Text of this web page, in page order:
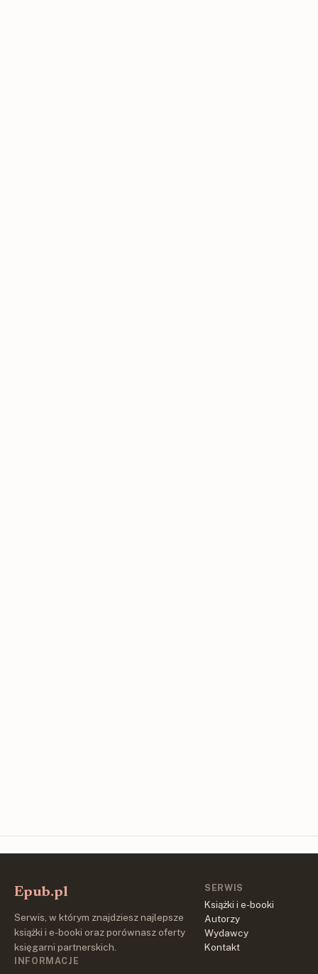
Epub.pl
Serwis, w którym znajdziesz najlepsze
książki i e-booki oraz porównasz oferty
księgarni partnerskich.
SERWIS
Książki i e-booki
Autorzy
Wydawcy
Kontakt
INFORMACJE